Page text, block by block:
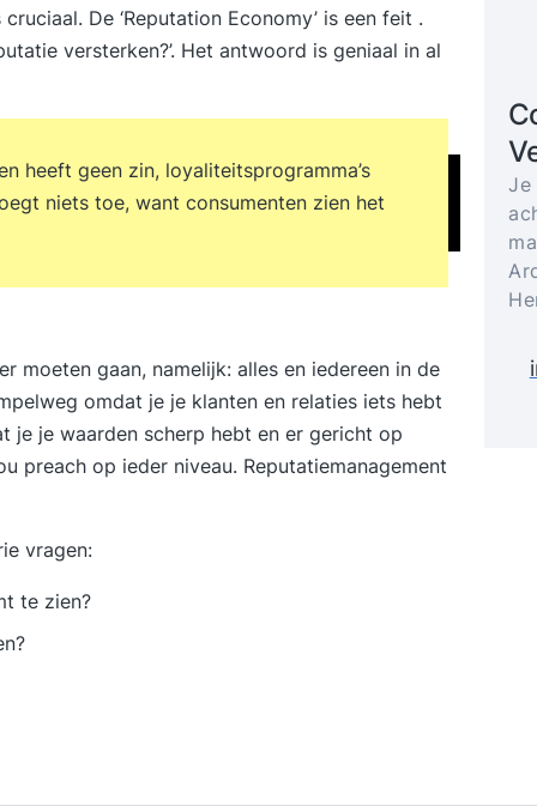
De ‘Reputation Economy’ is een feit .
versterken?’. Het antwoord is geniaal in al
heeft geen zin, loyaliteitsprogramma’s
niets toe, want consumenten zien het
moeten gaan, namelijk: alles en iedereen in de
omdat je je klanten en relaties iets hebt
je waarden scherp hebt en er gericht op
preach op ieder niveau. Reputatiemanagement
vragen:
te zien?
Je